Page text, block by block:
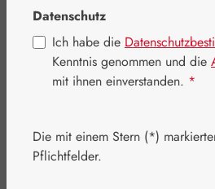
Regulärer Preis:
7,50 €
Datenschutz
Ich habe die
Kenntnis genommen und die
mit ihnen einverstanden. *
Die mit einem Stern (*)
Pflichtfelder.